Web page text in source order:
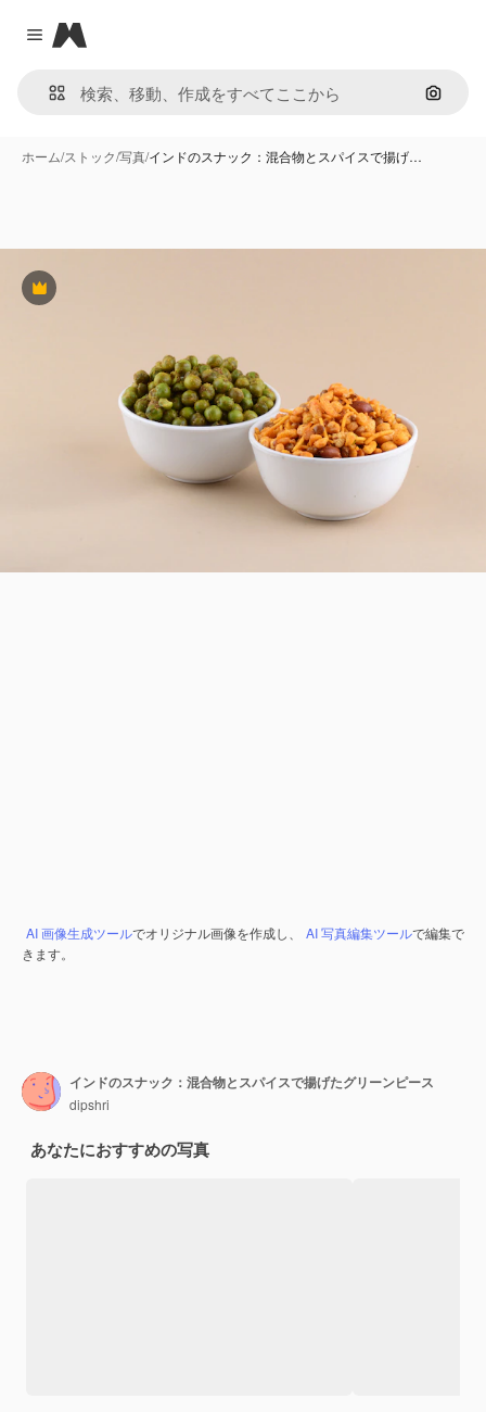
Close menu
Magnific
画像で
ホーム/ストック/写真/インドのスナック：混合物とスパイスで揚げ…
Premium
AI 画像生成ツールでオリジナル画像を作成し、 AI 写真編集ツールで編集で
きます。
インドのスナック：混合物とスパイスで揚げたグリーンピース
dipshri
あなたにおすすめの写真